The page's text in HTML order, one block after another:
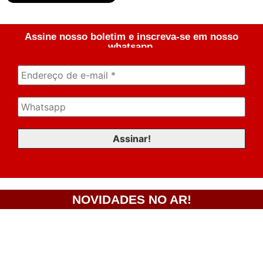
Assine nosso boletim e inscreva-se em nosso
whatsapp.
NOVIDADES NO AR!